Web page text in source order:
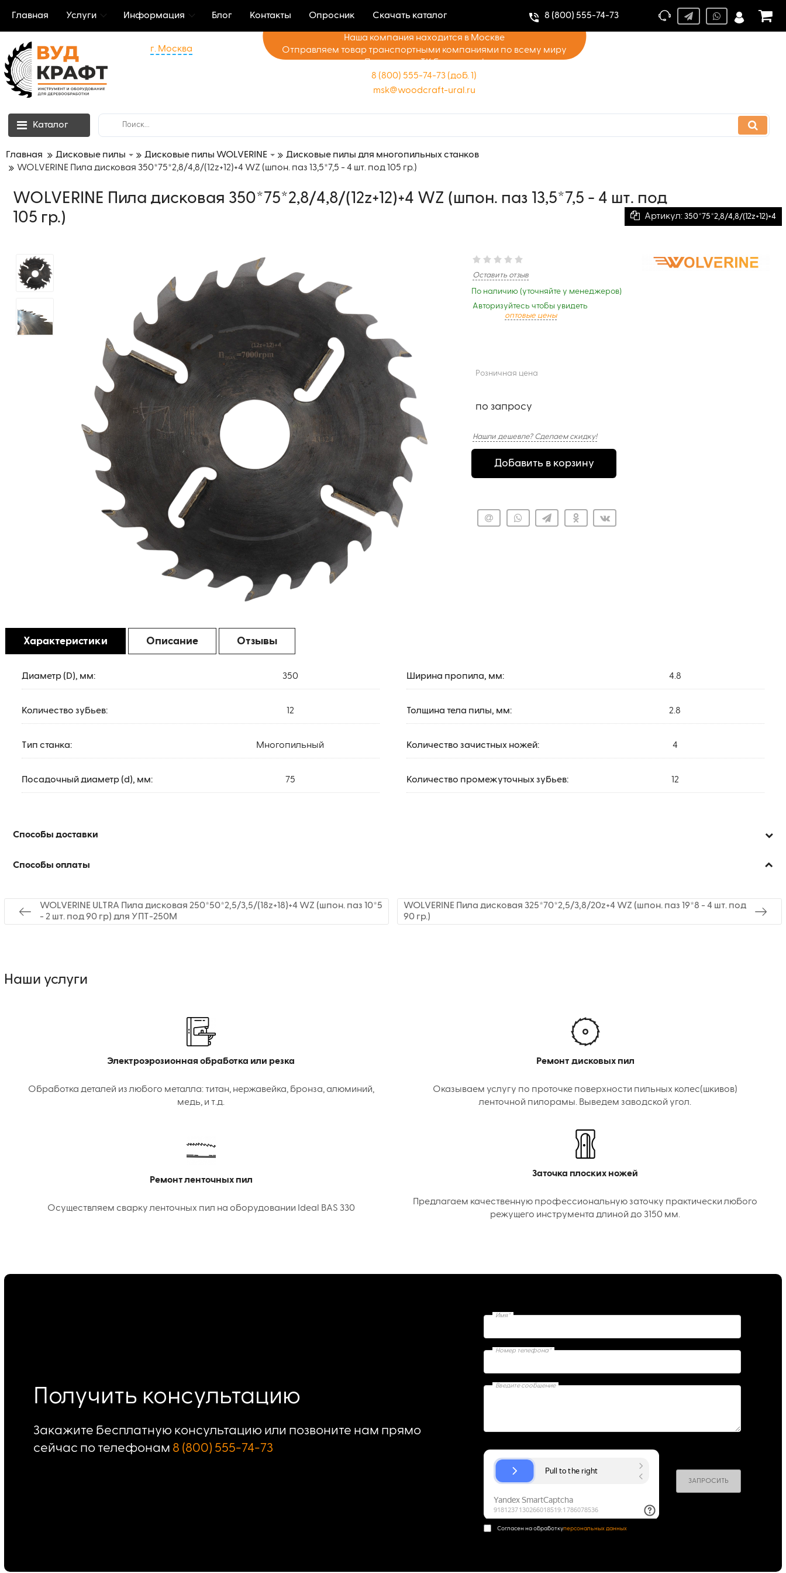
Главная Услуги Информация Блог Контакты Опросник Скачать каталог 8 (800) 555-74-73
г. Москва
Наша компания находится в Москве
Отправляем товар транспортными компаниями по всему миру
Доставка до ТК бесплатно!
8 (800) 555-74-73 (доб. 1)
msk@woodcraft-ural.ru
Каталог
Главная Дисковые пилы Дисковые пилы WOLVERINE
Дисковые пилы для многопильных станков
WOLVERINE Пила дисковая 350*75*2,8/4,8/(12z+12)+4 WZ (шпон. паз 13,5*7,5 - 4 шт. под 105 гр.)
WOLVERINE Пила дисковая 350*75*2,8/4,8/(12z+12)+4 WZ (шпон. паз 13,5*7,5 - 4 шт. под
105 гр.)
Артикул: 350*75*2,8/4,8/(12z+12)+4
Оставить отзыв
По наличию (уточняйте у менеджеров)
Авторизуйтесь чтобы увидеть
оптовые цены
Розничная цена
по запросу
Нашли дешевле? Сделаем скидку!
Добавить в корзину
Характеристики Описание Отзывы
Диаметр (D), мм: 350
Количество зубьев: 12
Тип станка: Многопильный
Посадочный диаметр (d), мм: 75
Ширина пропила, мм: 4.8
Толщина тела пилы, мм: 2.8
Количество зачистных ножей: 4
Количество промежуточных зубьев: 12
Способы доставки
Способы оплаты
WOLVERINE ULTRA Пила дисковая 250*50*2,5/3,5/(18z+18)+4 WZ (шпон. паз 10*5
- 2 шт. под 90 гр) для УПТ-250М
WOLVERINE Пила дисковая 325*70*2,5/3,8/20z+4 WZ (шпон. паз 19*8 - 4 шт. под
90 гр.)
Наши услуги
Электроэрозионная обработка или резка
Обработка деталей из любого металла: титан, нержавейка, бронза, алюминий,
медь, и т.д.
Ремонт дисковых пил
Оказываем услугу по проточке поверхности пильных колес(шкивов)
ленточной пилорамы. Выведем заводской угол.
Ремонт ленточных пил
Осуществляем сварку ленточных пил на оборудовании Ideal BAS 330
Заточка плоских ножей
Предлагаем качественную профессиональную заточку практически любого
режущего инструмента длиной до 3150 мм.
Получить консультацию
Закажите бесплатную консультацию или позвоните нам прямо
сейчас по телефонам 8 (800) 555-74-73
Имя*
Номер телефона*
Введите сообщение
ЗАПРОСИТЬ
Согласен на обработкуперсональных данных